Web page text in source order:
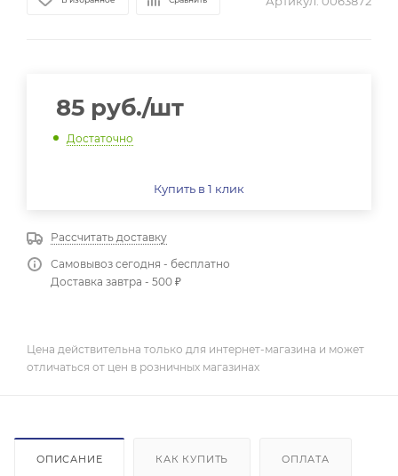
85 руб./шт
Достаточно
Купить в 1 клик
Рассчитать доставку
Самовывоз сегодня - бесплатно
Доставка завтра - 500 ₽
Цена действительна только для интернет-магазина и может
отличаться от цен в розничных магазинах
ОПИСАНИЕ КАК КУПИТЬ ОПЛАТА